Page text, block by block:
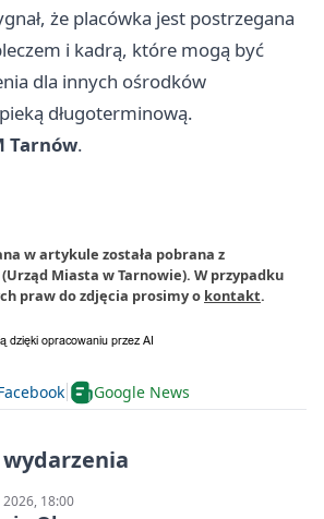
że placówka jest postrzegana
i kadrą, które mogą być
dla innych ośrodków
długoterminową.
Tarnów.
w artykule została pobrana z
Miasta w Tarnowie). W przypadku
praw do zdjęcia prosimy o kontakt.
Google News
18:00